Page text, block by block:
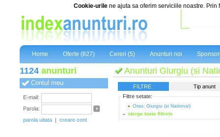
Cookie-urile ne ajuta sa oferim serviciile noastre.
Home Oferte (827) Cereri (5) Anunturi noi
1124 anunturi
Contul meu
E-mail:
Parola:
parola uitata | creare cont
Anunturi Giurgiu (si
FILTRE :
Tip anunt
Filtre setate:
Oras: Giurgiu (si National)
sterge toate filtrele